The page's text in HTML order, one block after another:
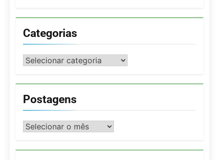
Categorias
Categorias
Postagens
Postagens